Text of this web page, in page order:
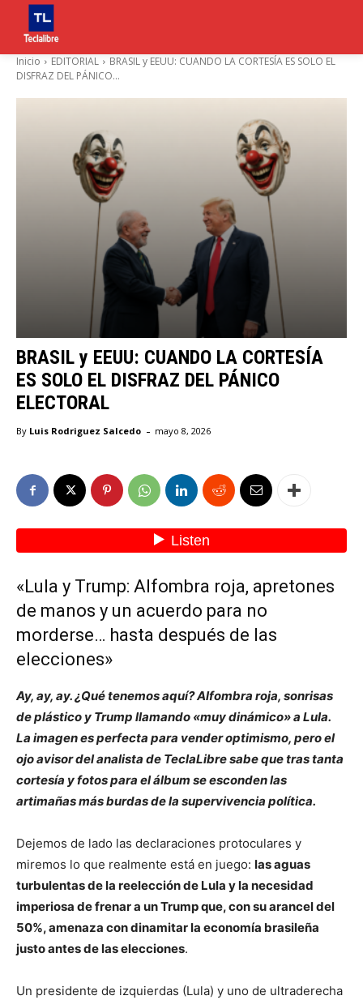
Inicio EDITORIAL
BRASIL y EEUU: CUANDO LA CORTESÍA ES SOLO EL
DISFRAZ DEL PÁNICO...
BRASIL y EEUU: CUANDO LA CORTESÍA
ES SOLO EL DISFRAZ DEL PÁNICO
ELECTORAL
By Luis Rodriguez Salcedo - mayo 8, 2026
«Lula y Trump: Alfombra roja, apretones
de manos y un acuerdo para no
morderse… hasta después de las
elecciones»
Ay, ay, ay. ¿Qué tenemos aquí? Alfombra roja, sonrisas
de plástico y Trump llamando «muy dinámico» a Lula.
La imagen es perfecta para vender optimismo, pero el
ojo avisor del analista de TeclaLibre sabe que tras tanta
cortesía y fotos para el álbum se esconden las
artimañas más burdas de la supervivencia política.
Dejemos de lado las declaraciones protoculares y
miremos lo que realmente está en juego: las aguas
turbulentas de la reelección de Lula y la necesidad
imperiosa de frenar a un Trump que, con su arancel del
50%, amenaza con dinamitar la economía brasileña
justo antes de las elecciones.
Un presidente de izquierdas (Lula) y uno de ultraderecha